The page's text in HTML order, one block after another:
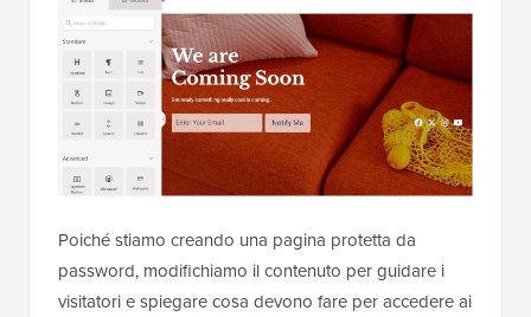
Poiché stiamo creando una pagina protetta da
password, modifichiamo il contenuto per guidare i
visitatori e spiegare cosa devono fare per accedere ai